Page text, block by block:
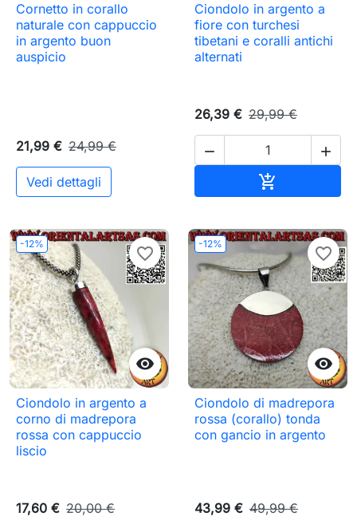
Cornetto in corallo
naturale con cappuccio
in argento buon
auspicio
21,99 € 24,99 €
Vedi dettagli
Ciondolo in argento a
fiore con turchesi
tibetani e coralli antichi
alternati
26,39 € 29,99 €
 

-12%

favorite_border
Ciondolo in argento a
corno di madrepora
rossa con cappuccio
liscio
17,60 € 20,00 €
-12%

favorite_border
Ciondolo di madrepora
rossa (corallo) tonda
con gancio in argento
43,99 € 49,99 €